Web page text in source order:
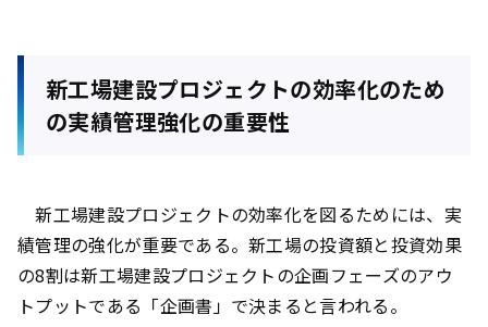
新工場建設プロジェクトの効率化のため
の実績管理強化の重要性
新工場建設プロジェクトの効率化を図るためには、実
績管理の強化が重要である。新工場の投資額と投資効果
の8割は新工場建設プロジェクトの企画フェーズのアウ
トプットである「企画書」で決まると言われる。